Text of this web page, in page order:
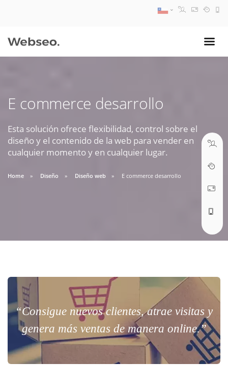
E commerce desarrollo
Esta solución ofrece flexibilidad, control sobre el
diseño y el contenido de la web para vender en
cualquier momento y en cualquier lugar.
Home Diseño Diseño web E commerce desarrollo
“Consigue nuevos clientes, atrae visitas y
genera más ventas de manera online.”
09:30 AM A 18:30 PM
soporte@webseo.cl
ABRIR TICKET